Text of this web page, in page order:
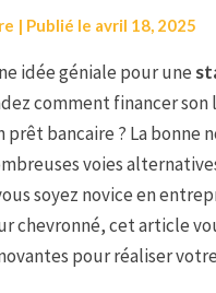
| Publié le avril 18, 2025
idée géniale pour une
comment financer son
prêt bancaire ? La bonne
voies
soyez novice en
chevronné, cet article
pour réaliser